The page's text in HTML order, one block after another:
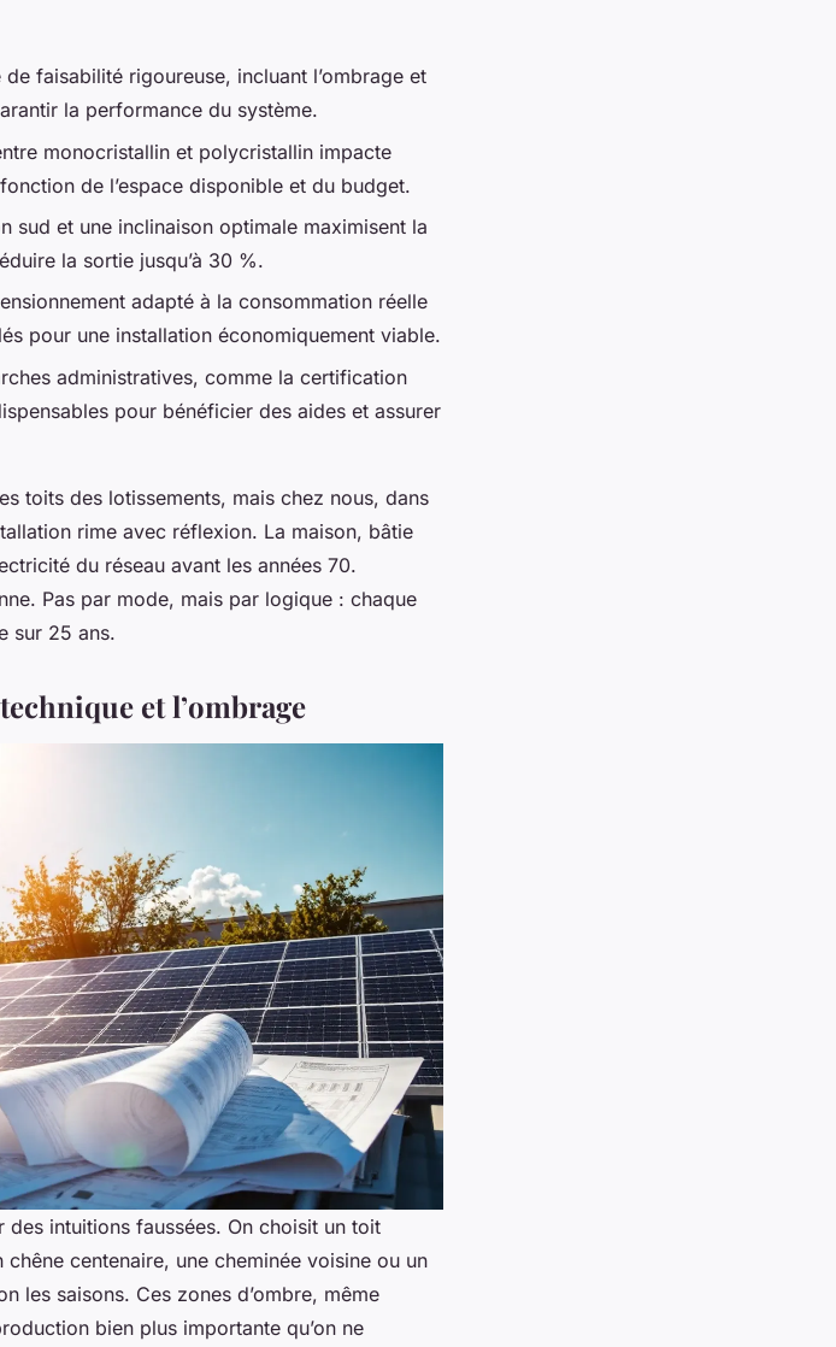
dans
de faisabilité rigoureuse, incluant l’ombrage et
la performance du système.
monocristallin et polycristallin impacte
de l’espace disponible et du budget.
sud et une inclinaison optimale maximisent la
la sortie jusqu’à 30 %.
adapté à la consommation réelle
pour une installation économiquement viable.
administratives, comme la certification
pour bénéficier des aides et assurer
toits des lotissements, mais chez nous, dans
rime avec réflexion. La maison, bâtie
du réseau avant les années 70.
Pas par mode, mais par logique : chaque
sur 25 ans.
et l’ombrage
intuitions faussées. On choisit un toit
centenaire, une cheminée voisine ou un
les saisons. Ces zones d’ombre, même
bien plus importante qu’on ne